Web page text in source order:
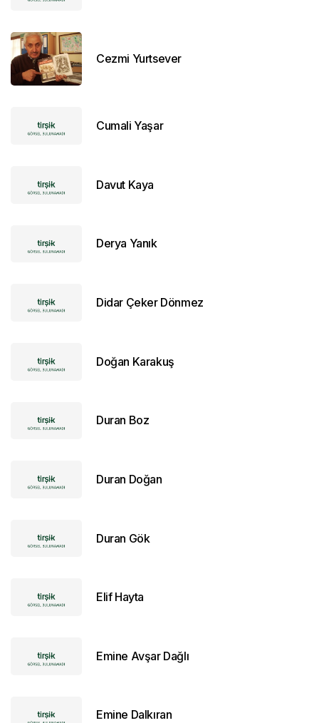
Cezmi Yurtsever
Cumali Yaşar
Davut Kaya
Derya Yanık
Didar Çeker Dönmez
Doğan Karakuş
Duran Boz
Duran Doğan
Duran Gök
Elif Hayta
Emine Avşar Dağlı
Emine Dalkıran